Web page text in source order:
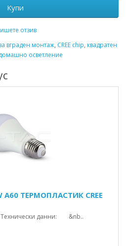
Купи
отзив
вграден монтаж, CREE chip, квадратен
осветление
A60 ТЕРМОПЛАСТИК CREE
данни: &nb..